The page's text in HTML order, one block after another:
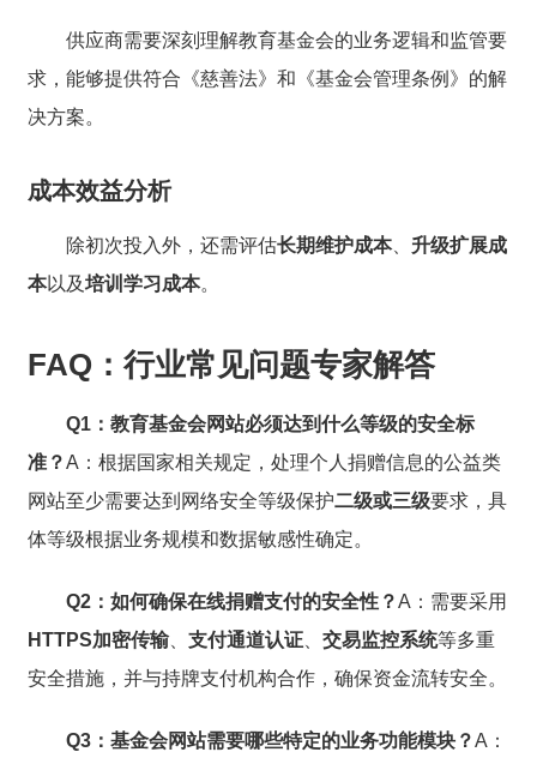
供应商需要深刻理解教育基金会的业务逻辑和监管要
求，能够提供符合《慈善法》和《基金会管理条例》的解
决方案。
成本效益分析
除初次投入外，还需评估长期维护成本、 升级扩展成
本以及培训学习成本。
FAQ：行业常见问题专家解答
Q1：教育基金会网站必须达到什么等级的安全标
准？A：根据国家相关规定，处理个人捐赠信息的公益类
网站至少需要达到网络安全等级保护二级或三级要求，具
体等级根据业务规模和数据敏感性确定。
Q2：如何确保在线捐赠支付的安全性？A：需要采用
HTTPS加密传输、 支付通道认证、 交易监控系统等多重
安全措施，并与持牌支付机构合作，确保资金流转安全。
Q3：基金会网站需要哪些特定的业务功能模块？A：